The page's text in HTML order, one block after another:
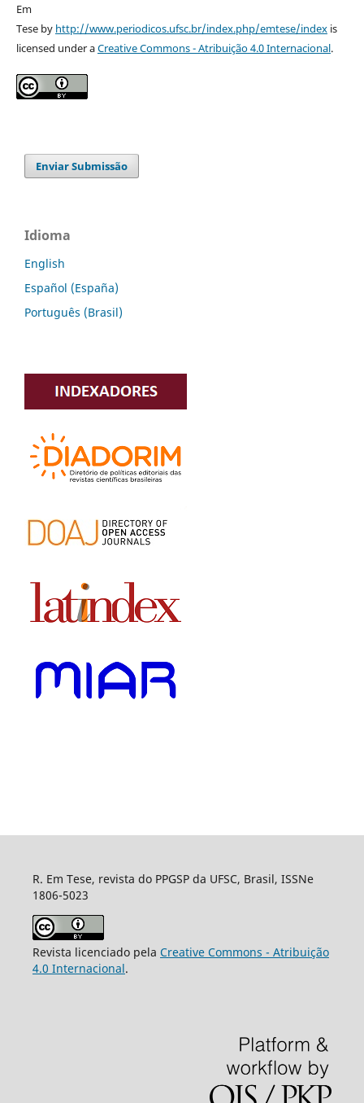
Em
Tese by http://www.periodicos.ufsc.br/index.php/emtese/indexis
licensed under aCreative Commons - Atribuição 4.0 Internacional.
Enviar Submissão
Idioma
English
Español (España)
Português (Brasil)
R. Em Tese, revista do PPGSP da UFSC, Brasil, ISSNe
1806-5023
Revista licenciado pela Creative Commons - Atribuição
4.0 Internacional.